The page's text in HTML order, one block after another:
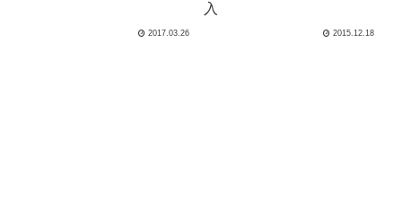
2017.03.26
入
2015.12.18